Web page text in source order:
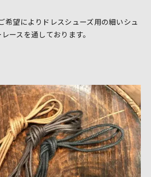
希望によりドレスシューズ用の細いシュ
レースを通しております。